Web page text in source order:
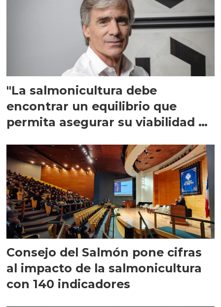
"La salmonicultura debe
encontrar un equilibrio que
permita asegurar su viabilidad de
Consejo del Salmón pone cifras
al impacto de la salmonicultura
con 140 indicadores